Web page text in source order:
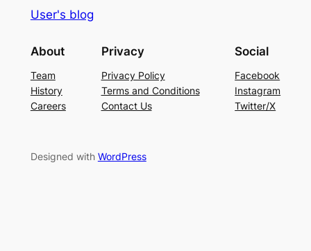
User's blog
About
Team
History
Careers
Privacy
Privacy Policy
Terms and Conditions
Contact Us
Social
Facebook
Instagram
Twitter/X
Designed with WordPress